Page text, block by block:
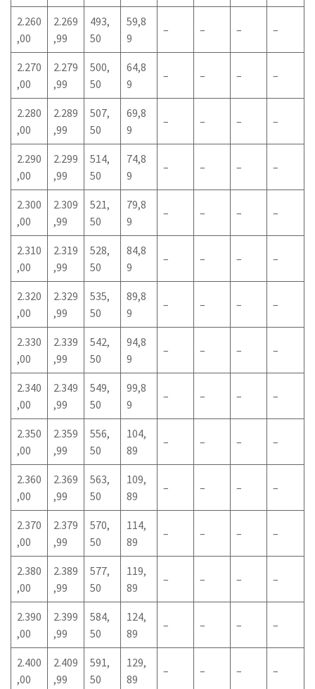
2.260
,00
2.269
,99
493,
50
59,8
9
– – – –
2.270
,00
2.279
,99
500,
50
64,8
9
– – – –
2.280
,00
2.289
,99
507,
50
69,8
9
– – – –
2.290
,00
2.299
,99
514,
50
74,8
9
– – – –
2.300
,00
2.309
,99
521,
50
79,8
9
– – – –
2.310
,00
2.319
,99
528,
50
84,8
9
– – – –
2.320
,00
2.329
,99
535,
50
89,8
9
– – – –
2.330
,00
2.339
,99
542,
50
94,8
9
– – – –
2.340
,00
2.349
,99
549,
50
99,8
9
– – – –
2.350
,00
2.359
,99
556,
50
104,
89
– – – –
2.360
,00
2.369
,99
563,
50
109,
89
– – – –
2.370
,00
2.379
,99
570,
50
114,
89
– – – –
2.380
,00
2.389
,99
577,
50
119,
89
– – – –
2.390
,00
2.399
,99
584,
50
124,
89
– – – –
2.400
,00
2.409
,99
591,
50
129,
89
– – – –